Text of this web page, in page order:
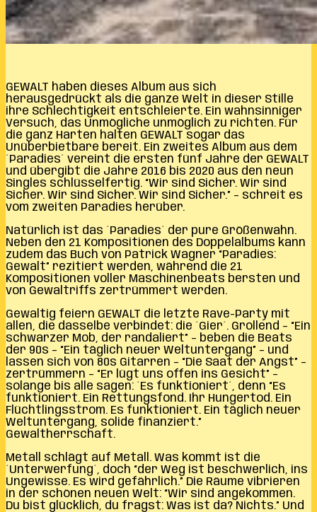
GEWALT haben dieses Album aus sich
herausgedrückt als die ganze Welt in dieser Stille
ihre Schlechtigkeit entschleierte. Ein wahnsinniger
Versuch, das Unmögliche unmöglich zu richten. Für
die ganz Harten halten GEWALT sogar das
Unüberbietbare bereit. Ein zweites Album aus dem
´Paradies´ vereint die ersten fünf Jahre der GEWALT
und übergibt die Jahre 2016 bis 2020 aus den neun
Singles schlüsselfertig. “Wir sind Sicher. Wir sind
Sicher. Wir sind Sicher. Wir sind Sicher.” – schreit es
vom zweiten Paradies herüber.
Natürlich ist das ´Paradies´ der pure Größenwahn.
Neben den 21 Kompositionen des Doppelalbums kann
zudem das Buch von Patrick Wagner “Paradies:
Gewalt” rezitiert werden, während die 21
Kompositionen voller Maschinenbeats bersten und
von Gewaltriffs zertrümmert werden.
Gewaltig feiern GEWALT die letzte Rave-Party mit
allen, die dasselbe verbindet: die ´Gier´. Grollend – “Ein
schwarzer Mob, der randaliert” – beben die Beats
der 90s – “Ein täglich neuer Weltuntergang” – und
lassen sich von 80s Gitarren – “Die Saat der Angst” –
zertrümmern – “Er lügt uns offen ins Gesicht” –
solange bis alle sagen: ´Es funktioniert´, denn “Es
funktioniert. Ein Rettungsfond. Ihr Hungertod. Ein
Flüchtlingsstrom. Es funktioniert. Ein täglich neuer
Weltuntergang, solide finanziert.”
Gewaltherrschaft.
Metall schlägt auf Metall. Was kommt ist die
´Unterwerfung´, doch “der Weg ist beschwerlich, ins
Ungewisse. Es wird gefährlich.” Die Räume vibrieren
in der schönen neuen Welt: “Wir sind angekommen.
Du bist glücklich, du fragst: Was ist da? Nichts.” Und